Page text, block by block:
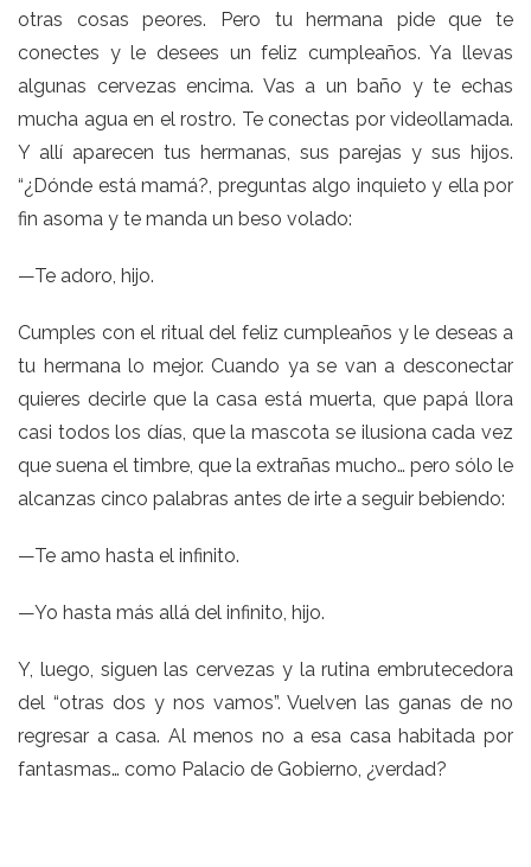
otras cosas peores. Pero tu hermana pide que te
conectes y le desees un feliz cumpleaños. Ya llevas
algunas cervezas encima. Vas a un baño y te echas
mucha agua en el rostro. Te conectas por videollamada.
Y allí aparecen tus hermanas, sus parejas y sus hijos.
“¿Dónde está mamá?, preguntas algo inquieto y ella por
fin asoma y te manda un beso volado:
—Te adoro, hijo.
Cumples con el ritual del feliz cumpleaños y le deseas a
tu hermana lo mejor. Cuando ya se van a desconectar
quieres decirle que la casa está muerta, que papá llora
casi todos los días, que la mascota se ilusiona cada vez
que suena el timbre, que la extrañas mucho… pero sólo le
alcanzas cinco palabras antes de irte a seguir bebiendo:
—Te amo hasta el infinito.
—Yo hasta más allá del infinito, hijo.
Y, luego, siguen las cervezas y la rutina embrutecedora
del “otras dos y nos vamos”. Vuelven las ganas de no
regresar a casa. Al menos no a esa casa habitada por
fantasmas… como Palacio de Gobierno, ¿verdad?